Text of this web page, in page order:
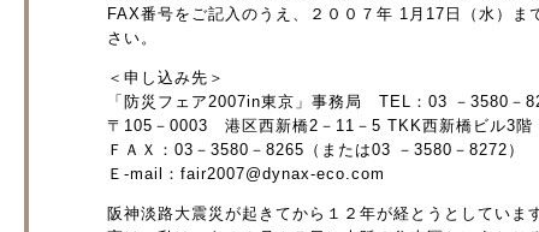
FAX番号をご記入のうえ、２００７年 1月17日（水）
さい。
＜申し込み先＞
「防災フェア2007in東京」事務局 TEL：03 －3580－
〒105－0003 港区西新橋2－11－5 TKK西新橋ビル3階
ＦＡＸ：03－3580－8265（または03 －3580－8272）
Ｅ-mail：fair2007@dynax-eco.com
阪神淡路大震災が起きてから１２年が経とうとしていま